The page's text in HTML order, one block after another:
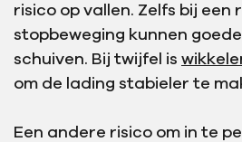
risico op vallen. Zelfs bij
stopbeweging kunnen
schuiven. Bij twijfel is
om de lading stabieler te
Een andere risico om in te